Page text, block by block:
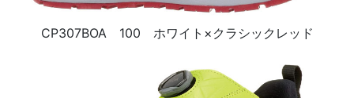
CP307BOA 100 ホワイト×クラシックレッド